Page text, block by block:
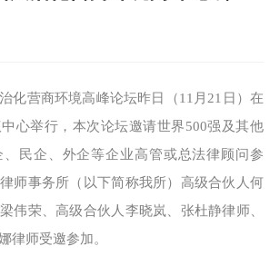
化营商环境高峰论坛昨日（11月21日）在
心举行，本次论坛邀请世界500强及其他
民企、外企等企业高管或总法律顾问参
师事务所（以下简称我所）高级合伙人何
伟荣、高级合伙人李晓岚、张杜静律师、
律师受邀参加。